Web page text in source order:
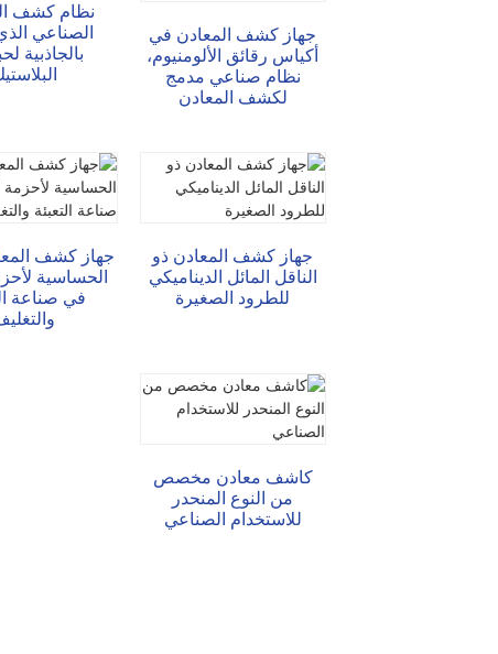
جهاز كشف المعادن في
أكياس رقائق الألومنيوم،
نظام صناعي مدمج
لكشف المعادن
نظام كشف
الصناعي
بالجاذبية
جهاز كشف المعادن ذو
الناقل المائل الديناميكي
للطرود الصغيرة
جهاز كشف
الحساسية
في صناعة
كاشف معادن مخصص
من النوع المنحدر
للاستخدام الصناعي